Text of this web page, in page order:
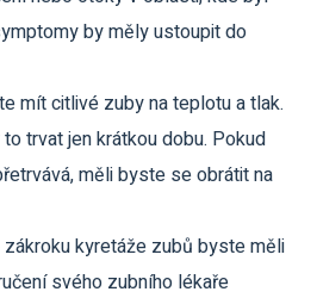
by měly ustoupit do
mít citlivé zuby na teplotu a tlak.
trvat jen krátkou dobu. Pokud
měli byste se obrátit na
kyretáže zubů byste měli
svého zubního lékaře